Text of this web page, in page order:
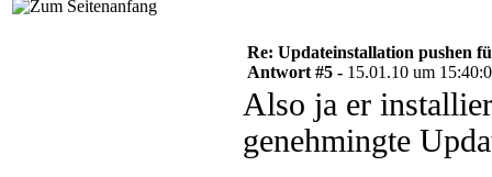
Re: Updateinstallation pushen
Antwort #5 - 15.01.10 um
Also ja er
genehmingte